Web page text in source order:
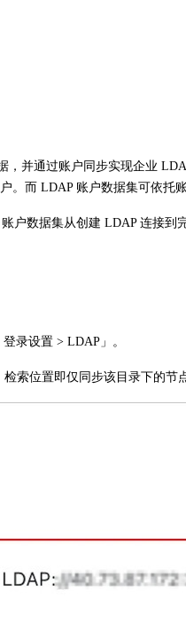
，并通过账户同步实现企业
。而 LDAP 账户数据集可依托
户数据集从创建 LDAP 连接到
录设置 > LDAP」。
索位置即仅同步该目录下的节